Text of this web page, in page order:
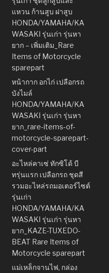
แหวน ก้านสูบ ฝาสูบ
HONDA/YAMAHA/KA
WASAKI รุ่นเก่า รุ่นหา
ยาก – เพิ่มเติม_Rare
Items of Motorcycle
sparepart
หน้ากาก อกไก่ เปลือกรถ
บังไมล์
HONDA/YAMAHA/KA
WASAKI รุ่นเก่า รุ่นหา
ยาก_rare-items-of-
motorcycle-sparepart-
cover-part
อะไหล่คาเซ่ ทักซิโด้ บี
ทรุ่นแรก เปลือกรถ ชุดสี
รวมอะไหล่รถมอเตอร์ไซต์
รุ่นเก่า
HONDA/YAMAHA/KA
WASAKI รุ่นเก่า รุ่นหา
ยาก_KAZE-TUXEDO-
BEAT Rare Items of
Motorcycle sparepart
แม่เหล็กจานไฟ, กล่อง